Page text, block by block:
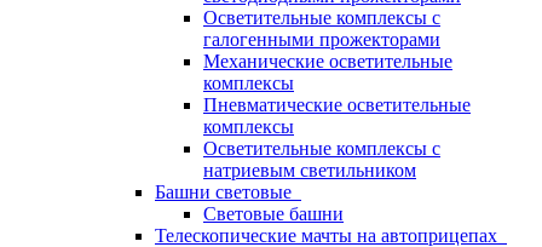
Осветительные комплексы с
галогенными прожекторами
Механические осветительные
комплексы
Пневматические осветительные
комплексы
Осветительные комплексы с
натриевым светильником
Башни световые
Световые башни
Телескопические мачты на автоприцепах